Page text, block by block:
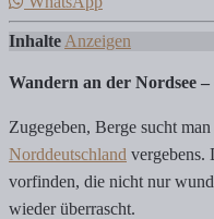
Inhalte Anzeigen
Wandern an der Nordsee –
Zugegeben, Berge sucht
Norddeutschland vergebens.
vorfinden, die nicht nur
wieder überrascht.